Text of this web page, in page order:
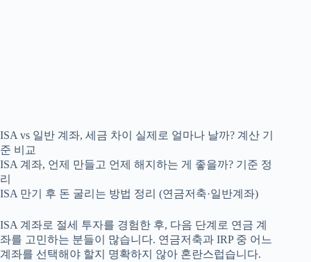
ISA vs 일반 계좌, 세금 차이 실제로 얼마나 날까? 계산 기
준 비교
ISA 계좌, 언제 만들고 언제 해지하는 게 좋을까? 기준 정
리
ISA 만기 후 돈 굴리는 방법 정리 (연금저축·일반계좌)
ISA 계좌로 절세 투자를 경험한 후, 다음 단계로 연금 계
좌를 고민하는 분들이 많습니다. 연금저축과 IRP 중 어느
계좌를 선택해야 할지 명확하지 않아 혼란스럽습니다.